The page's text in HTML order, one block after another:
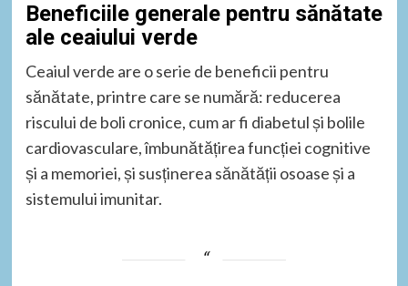
Beneficiile generale pentru sănătate
ale ceaiului verde
Ceaiul verde are o serie de beneficii pentru
sănătate, printre care se numără: reducerea
riscului de boli cronice, cum ar fi diabetul și bolile
cardiovasculare, îmbunătățirea funcției cognitive
și a memoriei, și susținerea sănătății osoase și a
sistemului imunitar.